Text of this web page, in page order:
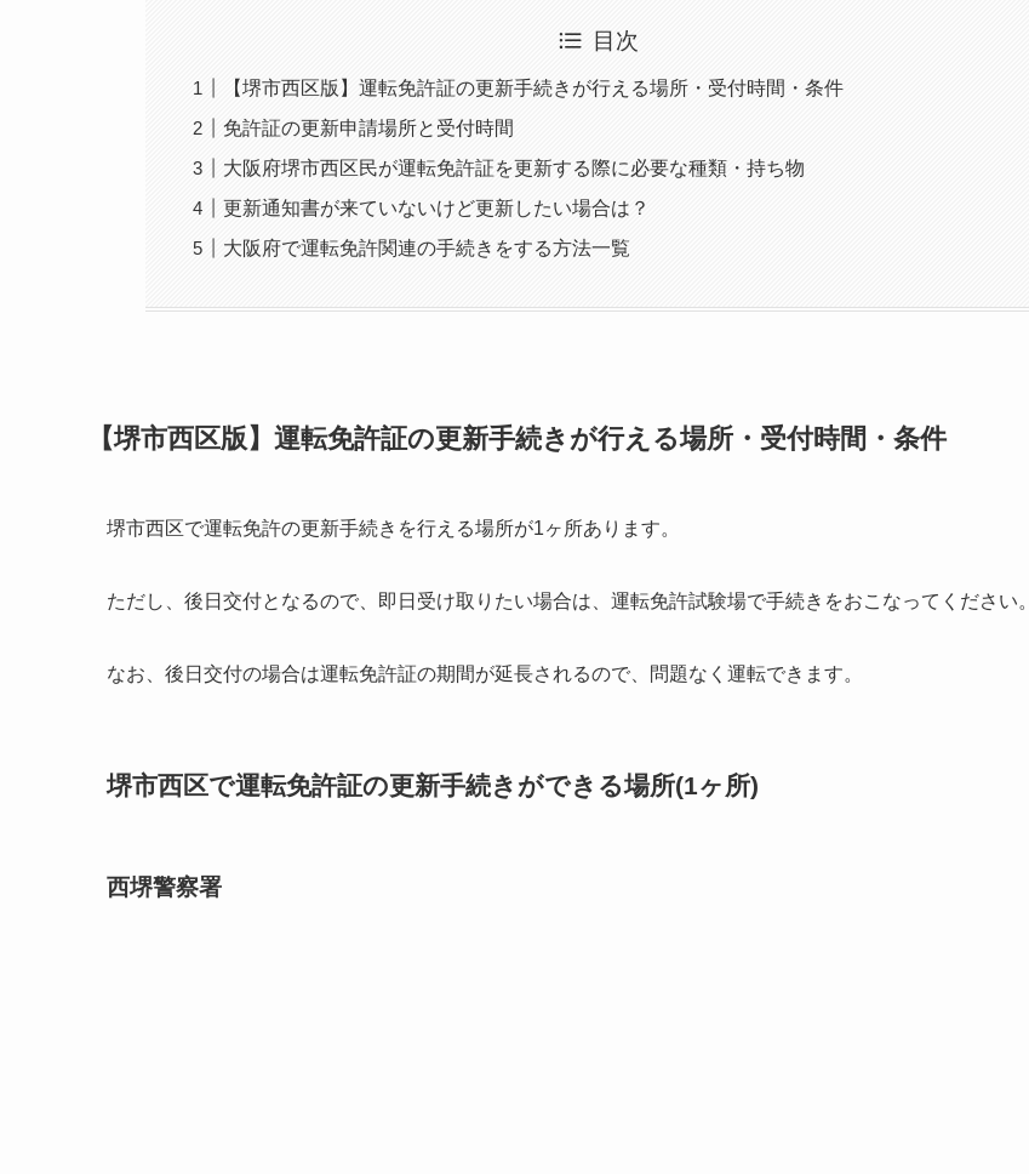
目次
【堺市西区版】運転免許証の更新手続きが行える場所・受付時間・条件
免許証の更新申請場所と受付時間
大阪府堺市西区民が運転免許証を更新する際に必要な種類・持ち物
更新通知書が来ていないけど更新したい場合は？
大阪府で運転免許関連の手続きをする方法一覧
【堺市西区版】運転免許証の更新手続きが行える場所・受付時間・条件
堺市西区で運転免許の更新手続きを行える場所が1ヶ所あります。
ただし、後日交付となるので、即日受け取りたい場合は、運転免許試験場で手続きをおこなってください。
なお、後日交付の場合は運転免許証の期間が延長されるので、問題なく運転できます。
堺市西区で運転免許証の更新手続きができる場所(1ヶ所)
西堺警察署